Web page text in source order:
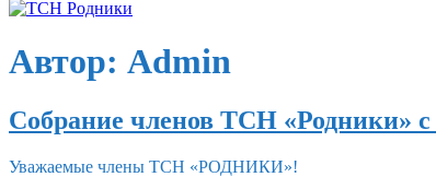
Автор: Admin
Собрание членов ТСН «Родники» с
Уважаемые члены ТСН «РОДНИКИ»!